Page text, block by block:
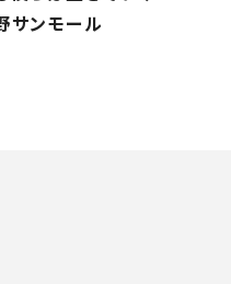
サンモール